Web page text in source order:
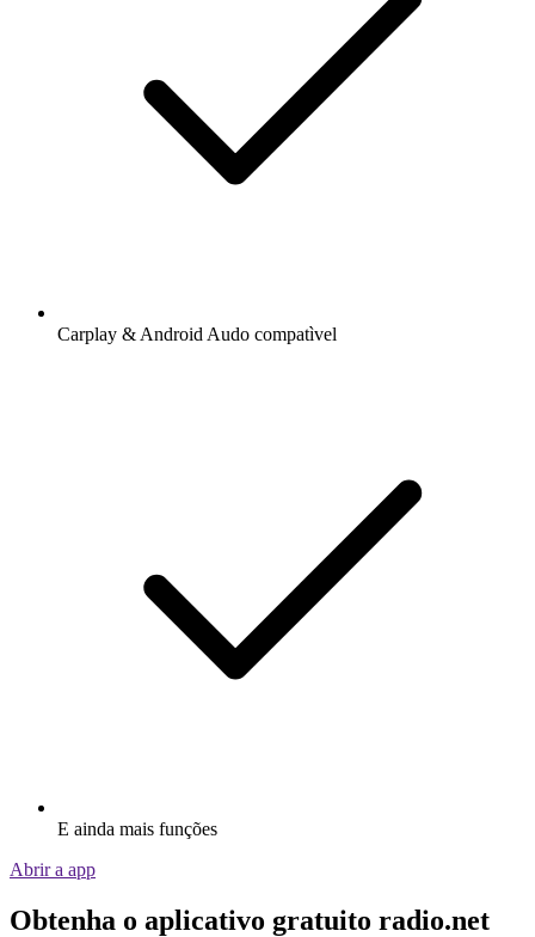
Carplay & Android Audo compatìvel
E ainda mais funções
Abrir a app
Obtenha o aplicativo gratuito radio.net